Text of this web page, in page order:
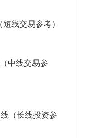
线交易参考）
中线交易参
（长线投资参